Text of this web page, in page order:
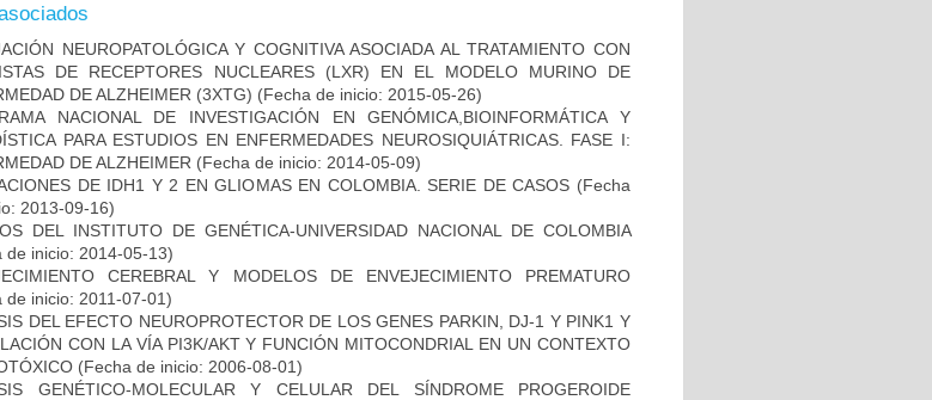
NEUROPATOLÓGICA Y COGNITIVA ASOCIADA AL TRATAMIENTO CON
DE RECEPTORES NUCLEARES (LXR) EN EL MODELO MURINO DE
DE ALZHEIMER (3XTG) (Fecha de inicio: 2015-05-26)
NACIONAL DE INVESTIGACIÓN EN GENÓMICA,BIOINFORMÁTICA Y
PARA ESTUDIOS EN ENFERMEDADES NEUROSIQUIÁTRICAS. FASE I:
DE ALZHEIMER (Fecha de inicio: 2014-05-09)
DE IDH1 Y 2 EN GLIOMAS EN COLOMBIA. SERIE DE CASOS (Fecha
2013-09-16)
DEL INSTITUTO DE GENÉTICA-UNIVERSIDAD NACIONAL DE COLOMBIA
de inicio: 2014-05-13)
CEREBRAL Y MODELOS DE ENVEJECIMIENTO PREMATURO
de inicio: 2011-07-01)
DEL EFECTO NEUROPROTECTOR DE LOS GENES PARKIN, DJ-1 Y PINK1 Y
CON LA VÍA PI3K/AKT Y FUNCIÓN MITOCONDRIAL EN UN CONTEXTO
(Fecha de inicio: 2006-08-01)
GENÉTICO-MOLECULAR Y CELULAR DEL SÍNDROME PROGEROIDE